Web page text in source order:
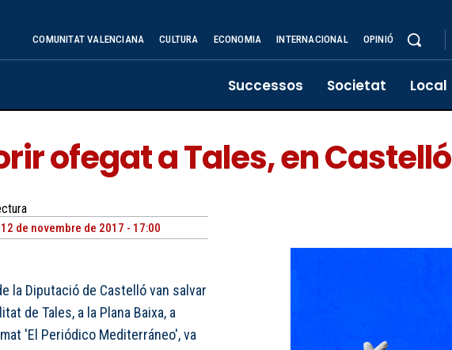
COMUNITAT VALENCIANA CULTURA ECONOMIA INTERNACIONAL OPINIÓ
Successos Societat Local
ofegat a Tales, en Castelló
de novembre de 2017 - 17:00
la Diputació de Castelló van salvar
de Tales, a la Plana Baixa, a
'El Periódico Mediterráneo', va